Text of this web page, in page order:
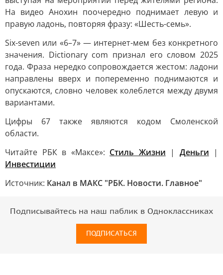
На видео Анохин поочередно поднимает левую и
правую ладонь, повторяя фразу: «Шесть-семь».
Six-seven или «6–7» — интернет-мем без конкретного
значения. Dictionary com признал его словом 2025
года. Фраза нередко сопровождается жестом: ладони
направлены вверх и попеременно поднимаются и
опускаются, словно человек колеблется между двумя
вариантами.
Цифры 67 также являются кодом Смоленской
области.
Читайте РБК в «Максе»: Стиль Жизни | Деньги |
Инвестиции
Источник: Канал в МАКС "РБК. Новости. Главное"
Подписывайтесь на наш паблик в Одноклассниках
ПОДПИСАТЬСЯ